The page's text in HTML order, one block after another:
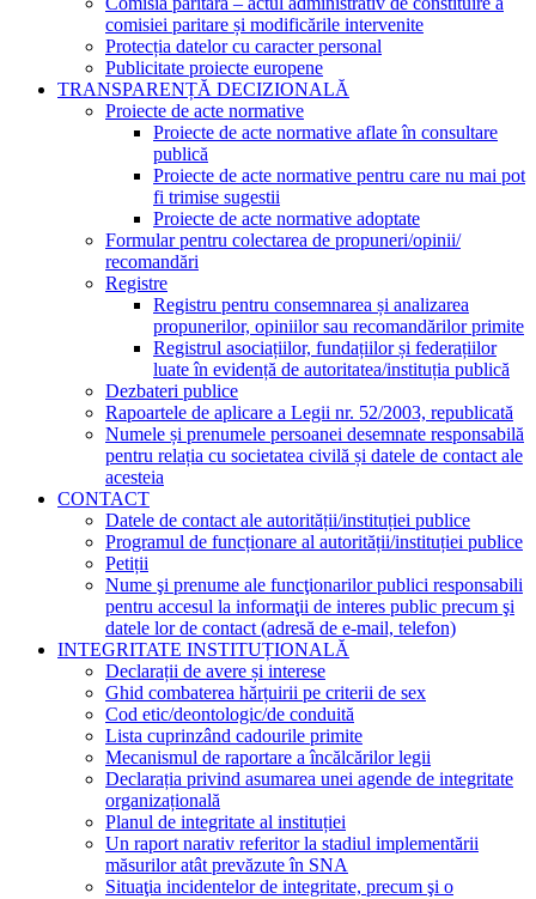
comisiei paritare și modificările intervenite
Protecția datelor cu caracter personal
Publicitate proiecte europene
TRANSPARENȚĂ DECIZIONALĂ
Proiecte de acte normative
Proiecte de acte normative aflate în consultare
publică
Proiecte de acte normative pentru care nu mai pot
fi trimise sugestii
Proiecte de acte normative adoptate
Formular pentru colectarea de propuneri/opinii/
recomandări
Registre
Registru pentru consemnarea și analizarea
propunerilor, opiniilor sau recomandărilor primite
Registrul asociațiilor, fundațiilor și federațiilor
luate în evidență de autoritatea/instituția publică
Dezbateri publice
Rapoartele de aplicare a Legii nr. 52/2003, republicată
Numele și prenumele persoanei desemnate responsabilă
pentru relația cu societatea civilă și datele de contact ale
acesteia
CONTACT
Datele de contact ale autorității/instituției publice
Programul de funcționare al autorității/instituției publice
Petiții
Nume şi prenume ale funcţionarilor publici responsabili
pentru accesul la informaţii de interes public precum şi
datele lor de contact (adresă de e-mail, telefon)
INTEGRITATE INSTITUȚIONALĂ
Declarații de avere și interese
Ghid combaterea hărțuirii pe criterii de sex
Cod etic/deontologic/de conduită
Lista cuprinzând cadourile primite
Mecanismul de raportare a încălcărilor legii
Declarația privind asumarea unei agende de integritate
organizațională
Planul de integritate al instituției
Un raport narativ referitor la stadiul implementării
măsurilor atât prevăzute în SNA
Situaţia incidentelor de integritate, precum şi o